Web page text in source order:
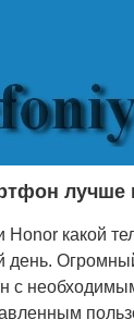
лучше
Honor какой
день.
с